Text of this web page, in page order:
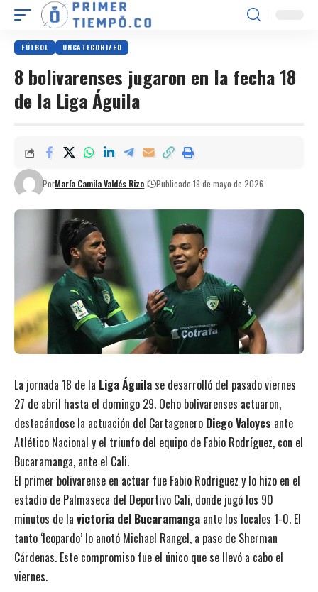
FÚTBOL UNCATEGORIZED
8 bolivarenses jugaron en la fecha 18
de la Liga Águila
PorMaría Camila Valdés Rizo Publicado 19 de mayo de 2026
La jornada 18 de la Liga Águilase desarrolló del pasado viernes
27 de abril hasta el domingo 29. Ocho bolivarenses actuaron,
destacándose la actuación del Cartagenero Diego Valoyes ante
Atlético Nacional y el triunfo del equipo de Fabio Rodríguez, con el
Bucaramanga, ante el Cali.
El primer bolivarense en actuar fue Fabio Rodriguez y lo hizo en el
estadio de Palmaseca del Deportivo Cali, donde jugó los 90
minutos de la victoria del Bucaramanga ante los locales 1-0. El
tanto ‘leopardo’ lo anotó Michael Rangel, a pase de Sherman
Cárdenas. Este compromiso fue el único que se llevó a cabo el
viernes.